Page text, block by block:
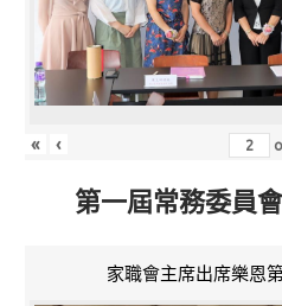
« ‹
第一屆常務委員
家職會主席出席樂恩